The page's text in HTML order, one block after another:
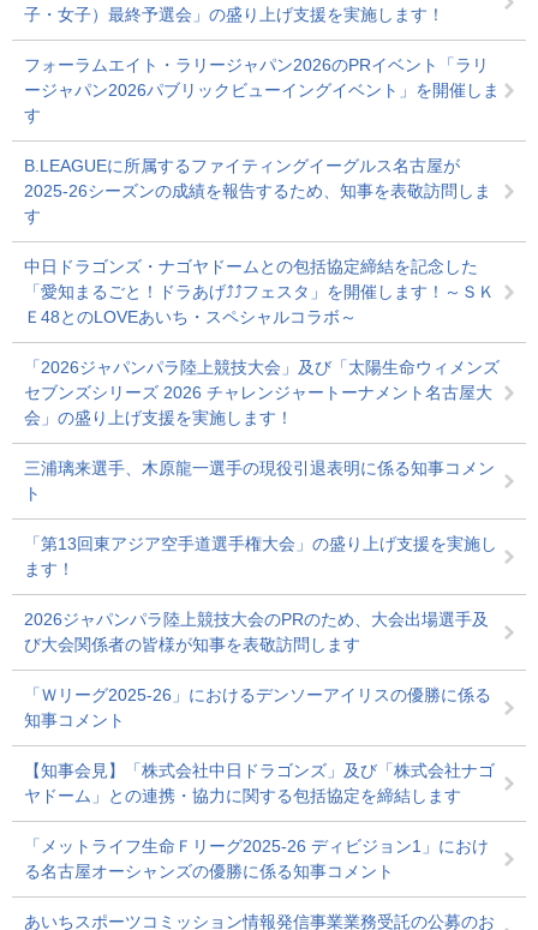
子・女子）最終予選会」の盛り上げ支援を実施します！
フォーラムエイト・ラリージャパン2026のPRイベント「ラリ
ージャパン2026パブリックビューイングイベント」を開催しま
す
B.LEAGUEに所属するファイティングイーグルス名古屋が
2025-26シーズンの成績を報告するため、知事を表敬訪問しま
す
中日ドラゴンズ・ナゴヤドームとの包括協定締結を記念した
「愛知まるごと！ドラあげ⤴⤴フェスタ」を開催します！～ＳＫ
Ｅ48とのLOVEあいち・スペシャルコラボ～
「2026ジャパンパラ陸上競技大会」及び「太陽生命ウィメンズ
セブンズシリーズ 2026 チャレンジャートーナメント名古屋大
会」の盛り上げ支援を実施します！
三浦璃来選手、木原龍一選手の現役引退表明に係る知事コメン
ト
「第13回東アジア空手道選手権大会」の盛り上げ支援を実施し
ます！
2026ジャパンパラ陸上競技大会のPRのため、大会出場選手及
び大会関係者の皆様が知事を表敬訪問します
「Ｗリーグ2025‐26」におけるデンソーアイリスの優勝に係る
知事コメント
【知事会見】「株式会社中日ドラゴンズ」及び「株式会社ナゴ
ヤドーム」との連携・協力に関する包括協定を締結します
「メットライフ生命Ｆリーグ2025‐26 ディビジョン1」におけ
る名古屋オーシャンズの優勝に係る知事コメント
あいちスポーツコミッション情報発信事業業務受託の公募のお